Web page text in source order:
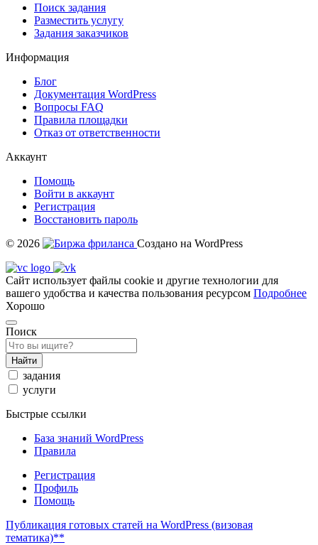
Поиск задания
Разместить услугу
Задания заказчиков
Информация
Блог
Документация WordPress
Вопросы FAQ
Правила площадки
Отказ от ответственности
Аккаунт
Помощь
Войти в аккаунт
Регистрация
Восстановить пароль
© 2026
Создано на WordPress
Сайт использует файлы cookie и другие технологии для
вашего удобства и качества пользования ресурсом Подробнее
Хорошо
Поиск
Найти
задания
услуги
Быстрые ссылки
База знаний WordPress
Правила
Регистрация
Профиль
Помощь
Публикация готовых статей на WordPress (визовая
тематика)**